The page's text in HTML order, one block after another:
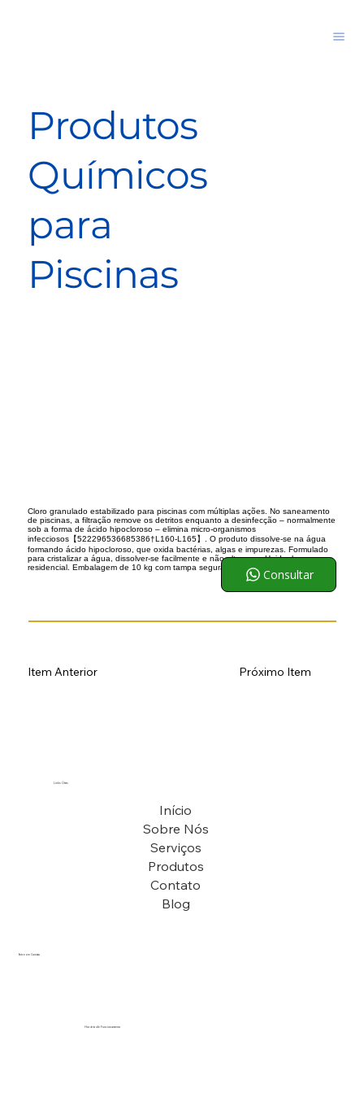
Produtos
Químicos
para
Piscinas
Cloro granulado estabilizado para piscinas com múltiplas ações. No saneamento
de piscinas, a filtração remove os detritos enquanto a desinfecção – normalmente
sob a forma de ácido hipocloroso – elimina micro‑organismos
infecciosos【522296536685386†L160-L165】. O produto dissolve‑se na água
formando ácido hipocloroso, que oxida bactérias, algas e impurezas. Formulado
para cristalizar a água, dissolver‑se facilmente e não alterar o pH, ideal para uso
residencial. Embalagem de 10 kg com tampa segura.
Consultar
Item Anterior Próximo Item
Links Úteis
Início
Sobre Nós
Serviços
Produtos
Contato
Blog
Entre em Contato
Horário de Funcionamento